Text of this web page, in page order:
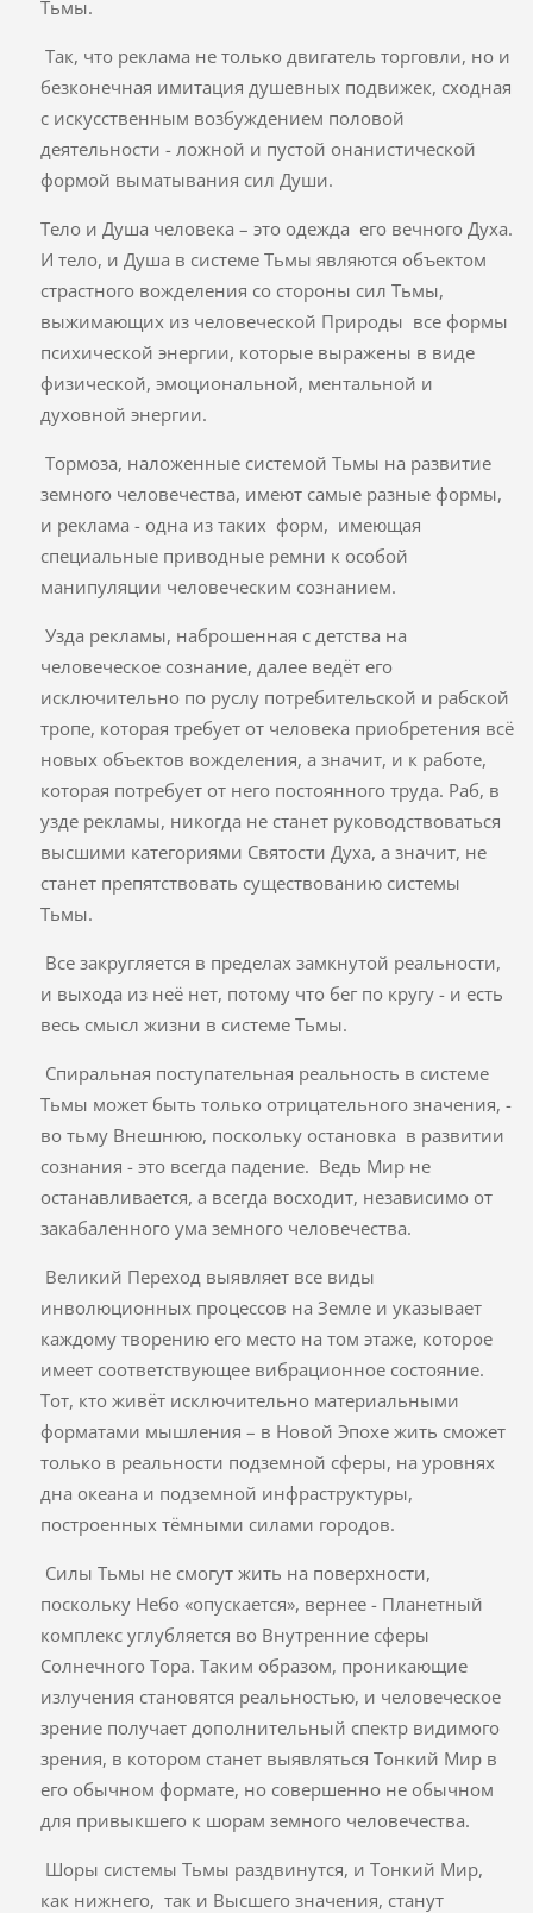
Тьмы.
Так, что реклама не только двигатель торговли, но и
безконечная имитация душевных подвижек, сходная
с искусственным возбуждением половой
деятельности - ложной и пустой онанистической
формой выматывания сил Души.
Тело и Душа человека – это одежда его вечного Духа.
И тело, и Душа в системе Тьмы являются объектом
страстного вожделения со стороны сил Тьмы,
выжимающих из человеческой Природы все формы
психической энергии, которые выражены в виде
физической, эмоциональной, ментальной и
духовной энергии.
Тормоза, наложенные системой Тьмы на развитие
земного человечества, имеют самые разные формы,
и реклама - одна из таких форм, имеющая
специальные приводные ремни к особой
манипуляции человеческим сознанием.
Узда рекламы, наброшенная с детства на
человеческое сознание, далее ведёт его
исключительно по руслу потребительской и рабской
тропе, которая требует от человека приобретения всё
новых объектов вожделения, а значит, и к работе,
которая потребует от него постоянного труда. Раб, в
узде рекламы, никогда не станет руководствоваться
высшими категориями Святости Духа, а значит, не
станет препятствовать существованию системы
Тьмы.
Все закругляется в пределах замкнутой реальности,
и выхода из неё нет, потому что бег по кругу - и есть
весь смысл жизни в системе Тьмы.
Спиральная поступательная реальность в системе
Тьмы может быть только отрицательного значения, -
во тьму Внешнюю, поскольку остановка в развитии
сознания - это всегда падение. Ведь Мир не
останавливается, а всегда восходит, независимо от
закабаленного ума земного человечества.
Великий Переход выявляет все виды
инволюционных процессов на Земле и указывает
каждому творению его место на том этаже, которое
имеет соответствующее вибрационное состояние.
Тот, кто живёт исключительно материальными
форматами мышления – в Новой Эпохе жить сможет
только в реальности подземной сферы, на уровнях
дна океана и подземной инфраструктуры,
построенных тёмными силами городов.
Силы Тьмы не смогут жить на поверхности,
поскольку Небо «опускается», вернее - Планетный
комплекс углубляется во Внутренние сферы
Солнечного Тора. Таким образом, проникающие
излучения становятся реальностью, и человеческое
зрение получает дополнительный спектр видимого
зрения, в котором станет выявляться Тонкий Мир в
его обычном формате, но совершенно не обычном
для привыкшего к шорам земного человечества.
Шоры системы Тьмы раздвинутся, и Тонкий Мир,
как нижнего, так и Высшего значения, станут